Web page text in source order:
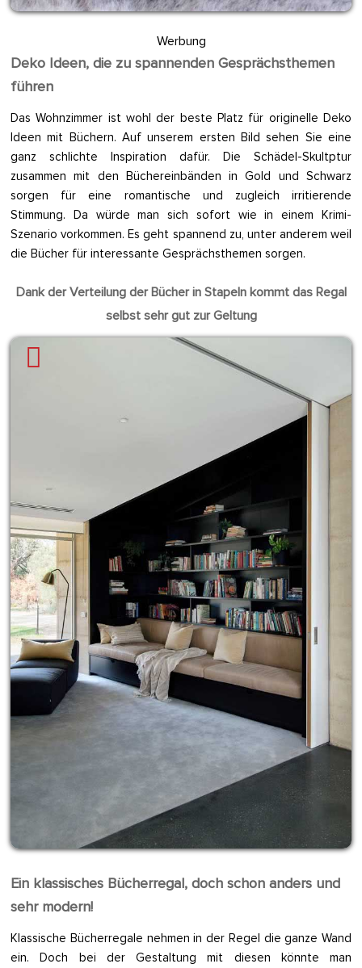
Werbung
Deko Ideen, die zu spannenden Gesprächsthemen
führen
Das Wohnzimmer ist wohl der beste Platz für originelle Deko
Ideen mit Büchern. Auf unserem ersten Bild sehen Sie eine
ganz schlichte Inspiration dafür. Die Schädel-Skultptur
zusammen mit den Büchereinbänden in Gold und Schwarz
sorgen für eine romantische und zugleich irritierende
Stimmung. Da würde man sich sofort wie in einem Krimi-
Szenario vorkommen. Es geht spannend zu, unter anderem weil
die Bücher für interessante Gesprächsthemen sorgen.
Dank der Verteilung der Bücher in Stapeln kommt das Regal
selbst sehr gut zur Geltung
Ein klassisches Bücherregal, doch schon anders und
sehr modern!
Klassische Bücherregale nehmen in der Regel die ganze Wand
ein. Doch bei der Gestaltung mit diesen könnte man